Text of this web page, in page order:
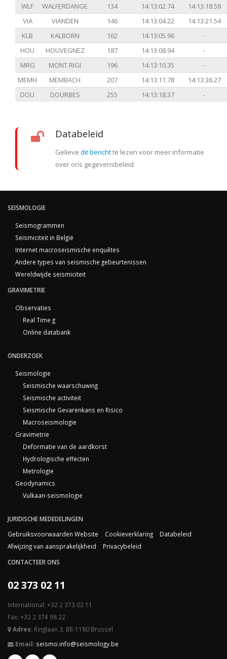
WLF
WALFERDANGE 134 14:13:02.74
14:13:18.58
VIA
VIANDEN 146 14:13:04.22
14:13:21.54
KLB
KALBORN 162 14:13:05.96
-
HOU
HOUVEGNEZ 187 14:13:08.94
-
MRG
MONT RIGI 196 14:13:10.35
-
MEMH
MEMBACH 207 14:13:11.78
14:13:36.27
DOU
DOURBES 255 14:13:18.37 -
Databeleid
Gelieve dit berichtte lezen voor meer informatie
over ons gegevensbeleid.
SEISMOLOGIE
Seismogrammen
Seismiciteit in België
Internet macroseismische enquêtes
Andere types van seismische gebeurtenissen
Wereldwijde seismiciteit
GRAVIMETRIE
Observaties
Real Time g
Online databank
ONDERZOEK
Seismologie
Seismische waarschuwing
Seismische activiteit
Seismische Gevarenkans en Risico
Macroseismologie
Gravimetrie
Deformatie van de aardkorst
Hydrologische effecten
Metrologie
Geodynamics
Vulkaan-seismologie
JURIDISCHE MEDEDELINGEN
Gebruiksvoorwaarden Website
Cookieverklaring
Databeleid
Afwijzing van aansprakelijkheid
Privacybeleid
CONTACTEER ONS
02 373 02 11
International: +32 2 373 02 11
Fax: +32 2 374 98 22
Adres: Ringlaan 3, BE-1180 Brussel
Email: seismo.info@seismology.be